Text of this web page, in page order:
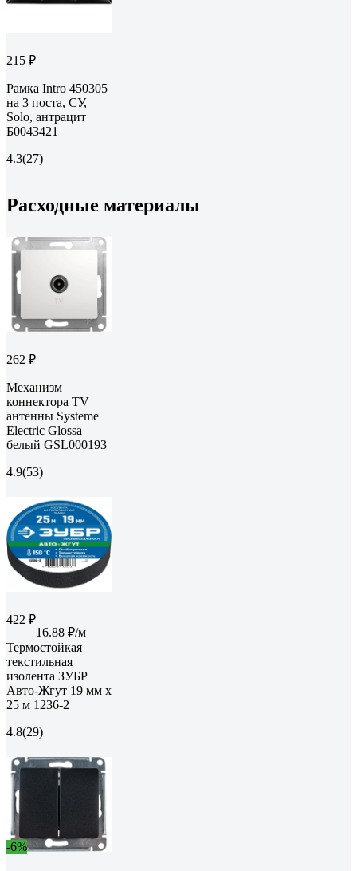
215 ₽
Рамка Intro 450305
на 3 поста, СУ,
Solo, антрацит
Б0043421
4.3(27)
Расходные материалы
262 ₽
Механизм
коннектора TV
антенны Systeme
Electric Glossa
белый GSL000193
4.9(53)
422 ₽
16.88 ₽/м
Термостойкая
текстильная
изолента ЗУБР
Авто-Жгут 19 мм х
25 м 1236-2
4.8(29)
-6%